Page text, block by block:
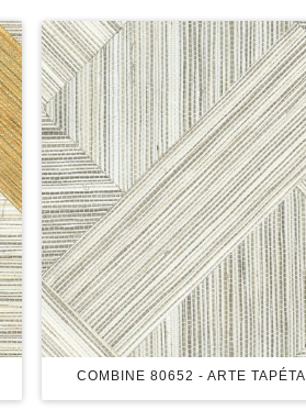
COMBINE 80652 - ARTE TAPÉTA